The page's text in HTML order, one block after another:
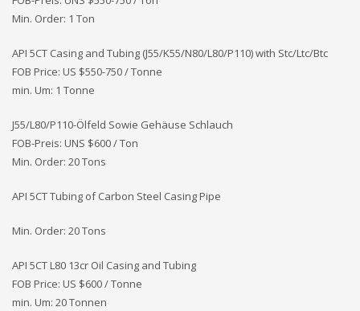
Min. Order: 1 Ton
API 5CT Casing and Tubing (J55/K55/N80/L80/P110) with Stc/Ltc/Btc
FOB Price: US $550-750 / Tonne
min. Um: 1 Tonne
J55/L80/P110-Ölfeld Sowie Gehäuse Schlauch
FOB-Preis: UNS $600 / Ton
Min. Order: 20 Tons
API 5CT Tubing of Carbon Steel Casing Pipe
Min. Order: 20 Tons
API 5CT L80 13cr Oil Casing and Tubing
FOB Price: US $600 / Tonne
min. Um: 20 Tonnen